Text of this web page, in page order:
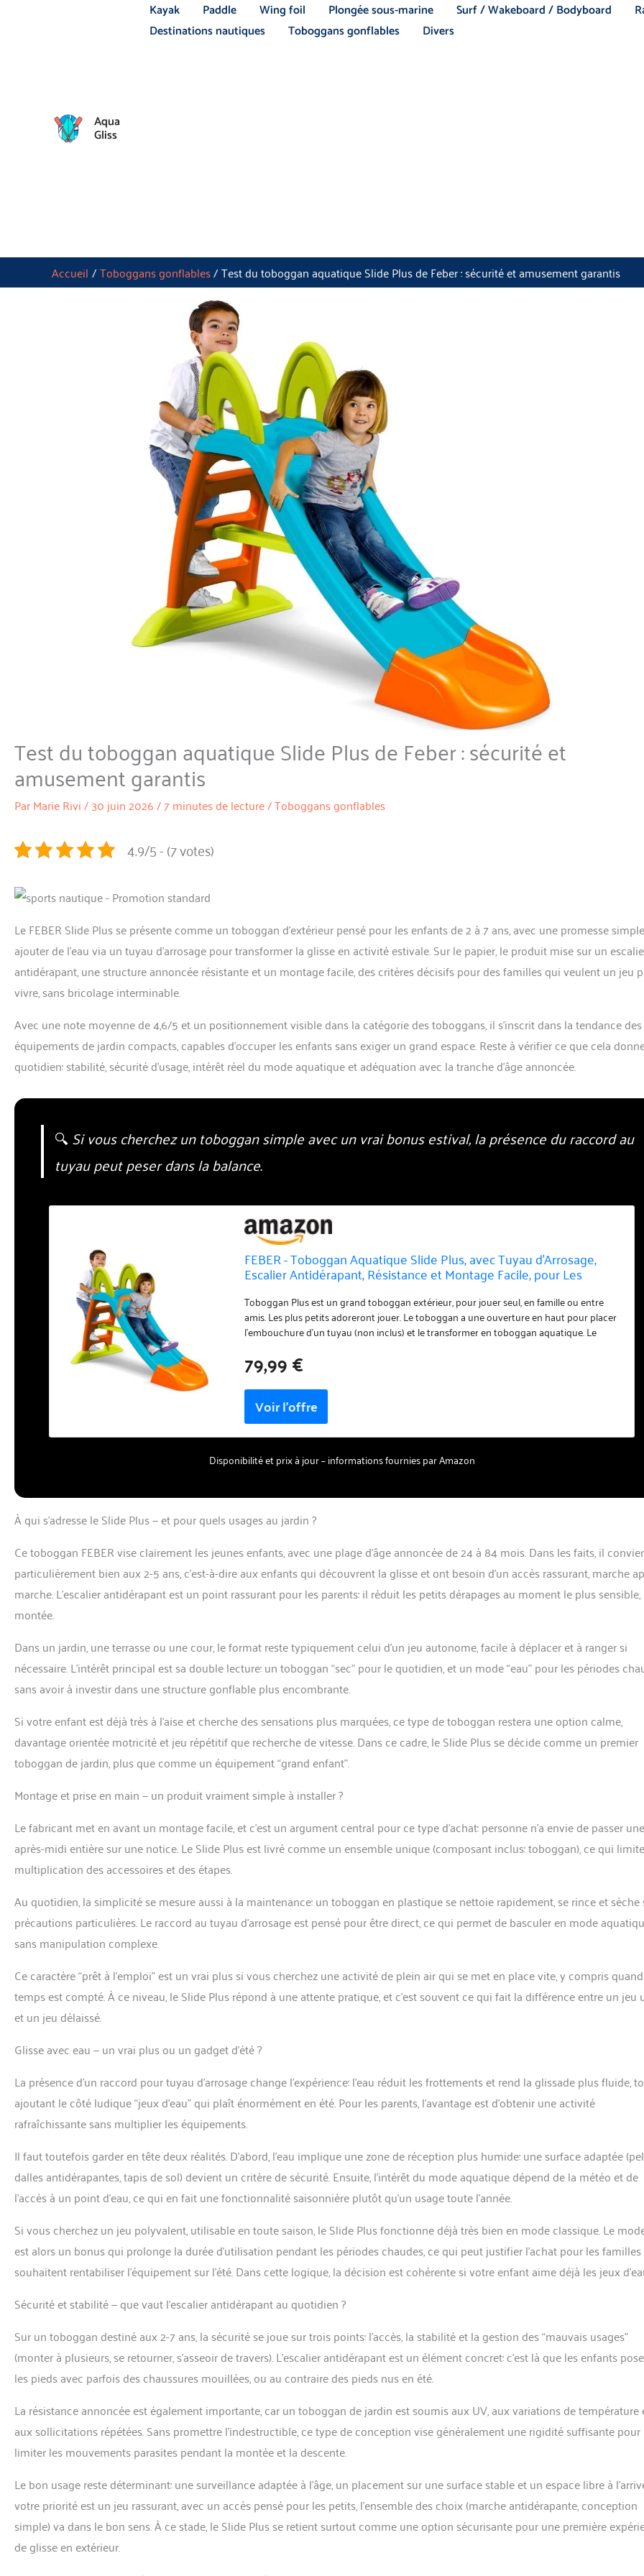
Aqua
Gliss
Kayak Paddle Wing foil Plongée sous-marine Surf / Wakeboard / Bodyboard
Destinations nautiques
Toboggans gonflables Divers
Accueil Toboggans gonflables Test du toboggan aquatique Slide Plus de Feber : sécurité et amusement garantis
Test du toboggan aquatique Slide Plus de Feber : sécurité et
amusement garantis
ParMarie Rivi/30 juin 2026/7 minutes de lecture/Toboggans gonflables
4.9/5 - (7 votes)
Le FEBER Slide Plus se présente comme un toboggan d’extérieur pensé pour les enfants de 2 à 7 ans, avec une promesse
ajouter de l’eau via un tuyau d’arrosage pour transformer la glisse en activité estivale. Sur le papier, le produit mise sur un
antidérapant, une structure annoncée résistante et un montage facile, des critères décisifs pour des familles qui veulent un jeu
vivre, sans bricolage interminable.
Avec une note moyenne de 4,6/5 et un positionnement visible dans la catégorie des toboggans, il s’inscrit dans la tendance des
équipements de jardin compacts, capables d’occuper les enfants sans exiger un grand espace. Reste à vérifier ce que cela
quotidien: stabilité, sécurité d’usage, intérêt réel du mode aquatique et adéquation avec la tranche d’âge annoncée.
🔍Si vous cherchez un toboggan simple avec un vrai bonus estival, la présence du raccord au
tuyau peut peser dans la balance.
FEBER - Toboggan Aquatique Slide Plus, avec Tuyau d'Arrosage,
Escalier Antidérapant, Résistance et Montage Facile, pour Les
Enfants de 2 à 7 Ans, Famosa (FEL08000), Version Actuelle
Toboggan Plus est un grand toboggan extérieur, pour jouer seul, en famille ou entre
amis. Les plus petits adoreront jouer. Le toboggan a une ouverture en haut pour placer
l'embouchure d'un tuyau (non inclus) et le transformer en toboggan aquatique. Le
vert. Couleurs vives et résistantes au soleil, aux changements de température et aux
phénomènes temporaires comme la pluie. Une construction robuste pour la sécurité
des enfants. Ses escaliers sont antidérapants pour plus de sécurité. Convient aux petits
garçons et filles de 2 à 7 ans avec un poids optimal de 30 kilos. L'assemblage de ce
toboggan de jardin est très simple et rapide, le temps approximatif avec les matériaux,
outils et instructions inclus est de 20 minutes. Les toboggans Feber favorisent un
développement physique et émotionnel sain et sûr, optimal pour que les enfants
développent leur motricité globale, ainsi que leur équilibre et leur force.Ce jouet
sens.
79,99 €
Disponibilité et prix à jour – informations fournies par Amazon
À qui s’adresse le Slide Plus — et pour quels usages au jardin ?
Ce toboggan FEBER vise clairement les jeunes enfants, avec une plage d’âge annoncée de 24 à 84 mois. Dans les faits, il
particulièrement bien aux 2-5 ans, c’est-à-dire aux enfants qui découvrent la glisse et ont besoin d’un accès rassurant, marche
marche. L’escalier antidérapant est un point rassurant pour les parents: il réduit les petits dérapages au moment le plus sensible,
montée.
Dans un jardin, une terrasse ou une cour, le format reste typiquement celui d’un jeu autonome, facile à déplacer et à ranger si
nécessaire. L’intérêt principal est sa double lecture: un toboggan “sec” pour le quotidien, et un mode “eau” pour les périodes
sans avoir à investir dans une structure gonflable plus encombrante.
Si votre enfant est déjà très à l’aise et cherche des sensations plus marquées, ce type de toboggan restera une option calme,
davantage orientée motricité et jeu répétitif que recherche de vitesse. Dans ce cadre, le Slide Plus se décide comme un premier
toboggan de jardin, plus que comme un équipement “grand enfant”.
Montage et prise en main — un produit vraiment simple à installer ?
Le fabricant met en avant un montage facile, et c’est un argument central pour ce type d’achat: personne n’a envie de passer une
après-midi entière sur une notice. Le Slide Plus est livré comme un ensemble unique (composant inclus: toboggan), ce qui
multiplication des accessoires et des étapes.
Au quotidien, la simplicité se mesure aussi à la maintenance: un toboggan en plastique se nettoie rapidement, se rince et sèche
précautions particulières. Le raccord au tuyau d’arrosage est pensé pour être direct, ce qui permet de basculer en mode
sans manipulation complexe.
Ce caractère “prêt à l’emploi” est un vrai plus si vous cherchez une activité de plein air qui se met en place vite, y compris
temps est compté. À ce niveau, le Slide Plus répond à une attente pratique, et c’est souvent ce qui fait la différence entre un jeu
et un jeu délaissé.
Glisse avec eau — un vrai plus ou un gadget d’été ?
La présence d’un raccord pour tuyau d’arrosage change l’expérience: l’eau réduit les frottements et rend la glissade plus fluide,
ajoutant le côté ludique “jeux d’eau” qui plaît énormément en été. Pour les parents, l’avantage est d’obtenir une activité
rafraîchissante sans multiplier les équipements.
Il faut toutefois garder en tête deux réalités. D’abord, l’eau implique une zone de réception plus humide: une surface adaptée
dalles antidérapantes, tapis de sol) devient un critère de sécurité. Ensuite, l’intérêt du mode aquatique dépend de la météo et de
l’accès à un point d’eau, ce qui en fait une fonctionnalité saisonnière plutôt qu’un usage toute l’année.
Si vous cherchez un jeu polyvalent, utilisable en toute saison, le Slide Plus fonctionne déjà très bien en mode classique. Le
est alors un bonus qui prolonge la durée d’utilisation pendant les périodes chaudes, ce qui peut justifier l’achat pour les
souhaitent rentabiliser l’équipement sur l’été. Dans cette logique, la décision est cohérente si votre enfant aime déjà les jeux
Sécurité et stabilité — que vaut l’escalier antidérapant au quotidien ?
Sur un toboggan destiné aux 2-7 ans, la sécurité se joue sur trois points: l’accès, la stabilité et la gestion des “mauvais usages”
(monter à plusieurs, se retourner, s’asseoir de travers). L’escalier antidérapant est un élément concret: c’est là que les enfants
les pieds avec parfois des chaussures mouillées, ou au contraire des pieds nus en été.
La résistance annoncée est également importante, car un toboggan de jardin est soumis aux UV, aux variations de température
aux sollicitations répétées. Sans promettre l’indestructible, ce type de conception vise généralement une rigidité suffisante pour
limiter les mouvements parasites pendant la montée et la descente.
Le bon usage reste déterminant: une surveillance adaptée à l’âge, un placement sur une surface stable et un espace libre à
votre priorité est un jeu rassurant, avec un accès pensé pour les petits, l’ensemble des choix (marche antidérapante, conception
simple) va dans le bon sens. À ce stade, le Slide Plus se retient surtout comme une option sécurisante pour une première
de glisse en extérieur.